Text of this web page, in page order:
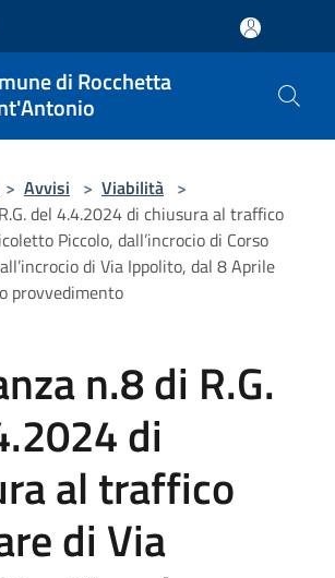
di Rocchetta
> Avvisi > Viabilità >
del 4.4.2024 di chiusura al traffico
Piccolo, dall’incrocio di Corso
di Via Ippolito, dal 8 Aprile
provvedimento
n.8 di R.G.
di
al traffico
di Via